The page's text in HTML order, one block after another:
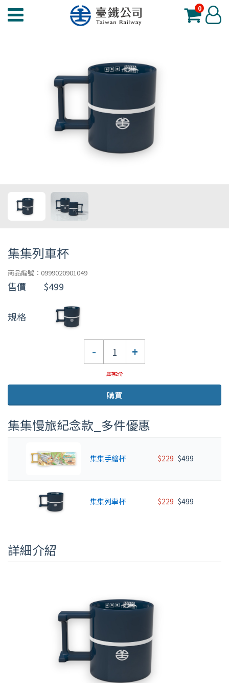
臺
0 登
入
集集列車杯
商品編號：0999020901049
售價 $499
規格
- +
庫存2份
購買
集集慢旅紀念款_多件優惠
集集手繪杯 $229 $499
集集列車杯 $229 $499
詳細介紹